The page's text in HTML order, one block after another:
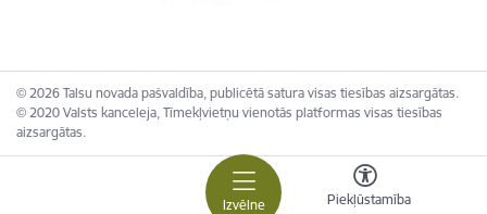
Izvēlne Piekļūstamība
© 2026 Talsu novada pašvaldība, publicētā satura visas tiesības aizsargātas.
© 2020 Valsts kanceleja, Tīmekļvietņu vienotās platformas visas tiesības
aizsargātas.